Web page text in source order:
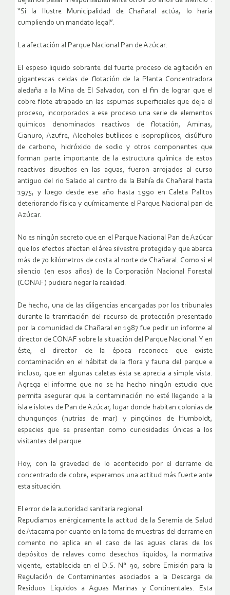
“Si la Ilustre Municipalidad de Chañaral actúa, lo haría
cumpliendo un mandato legal”.
La afectación al Parque Nacional Pan de Azúcar:
El espeso liquido sobrante del fuerte proceso de agitación en
gigantescas celdas de flotación de la Planta Concentradora
aledaña a la Mina de El Salvador, con el fin de lograr que el
cobre flote atrapado en las espumas superficiales que deja el
proceso, incorporados a ese proceso una serie de elementos
químicos denominados reactivos de flotación, Aminas,
Cianuro, Azufre, Alcoholes butílicos e isopropílicos, disúlfuro
de carbono, hidróxido de sodio y otros componentes que
forman parte importante de la estructura química de estos
reactivos disueltos en las aguas, fueron arrojados al curso
antiguo del rio Salado al centro de la Bahía de Chañaral hasta
1975, y luego desde ese año hasta 1990 en Caleta Palitos
deteriorando física y químicamente el Parque Nacional pan de
Azúcar.
No es ningún secreto que en el Parque Nacional Pan de Azúcar
que los efectos afectan el área silvestre protegida y que abarca
más de 70 kilómetros de costa al norte de Chañaral. Como si el
silencio (en esos años) de la Corporación Nacional Forestal
(CONAF) pudiera negar la realidad.
De hecho, una de las diligencias encargadas por los tribunales
durante la tramitación del recurso de protección presentado
por la comunidad de Chañaral en 1987 fue pedir un informe al
director de CONAF sobre la situación del Parque Nacional. Y en
éste, el director de la época reconoce que existe
contaminación en el hábitat de la flora y fauna del parque e
incluso, que en algunas caletas ésta se aprecia a simple vista.
Agrega el informe que no se ha hecho ningún estudio que
permita asegurar que la contaminación no esté llegando a la
isla e islotes de Pan de Azúcar, lugar donde habitan colonias de
chungungos (nutrias de mar) y pingüinos de Humboldt,
especies que se presentan como curiosidades únicas a los
visitantes del parque.
Hoy, con la gravedad de lo acontecido por el derrame de
concentrado de cobre, esperamos una actitud más fuerte ante
esta situación.
El error de la autoridad sanitaria regional:
Repudiamos enérgicamente la actitud de la Seremia de Salud
de Atacama por cuanto en la toma de muestras del derrame en
comento no aplica en el caso de las aguas claras de los
depósitos de relaves como desechos líquidos, la normativa
vigente, establecida en el D.S. N° 90, sobre Emisión para la
Regulación de Contaminantes asociados a la Descarga de
Residuos Líquidos a Aguas Marinas y Continentales. Esta